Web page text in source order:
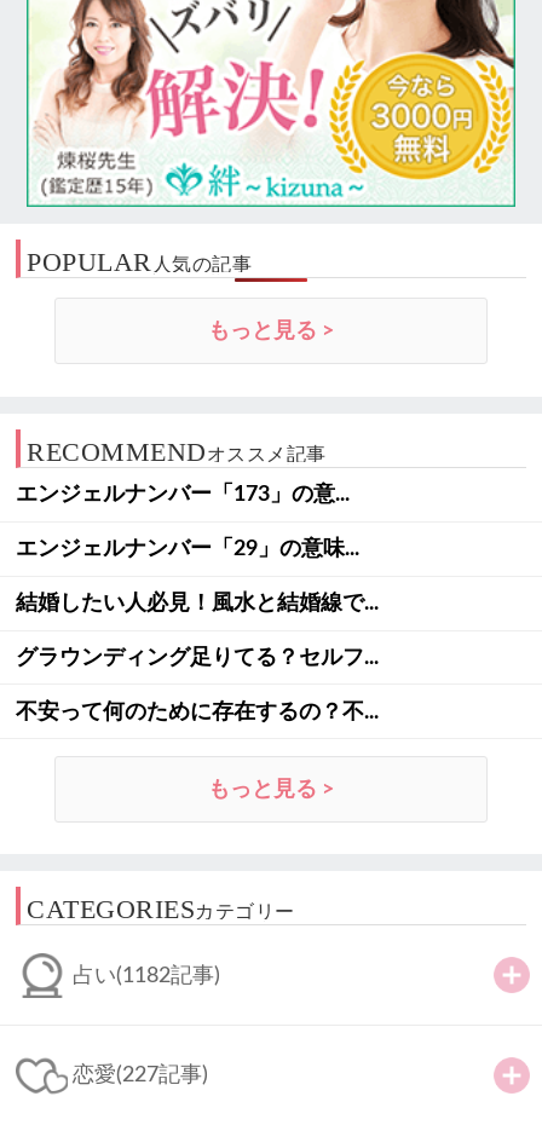
POPULAR 人気の記事
もっと見る >
RECOMMENDオススメ記事
エンジェルナンバー「173」の意...
エンジェルナンバー「29」の意味...
結婚したい人必見！風水と結婚線で...
グラウンディング足りてる？セルフ...
不安って何のために存在するの？不...
もっと見る >
CATEGORIESカテゴリー
占い(1182記事)
恋愛(227記事)